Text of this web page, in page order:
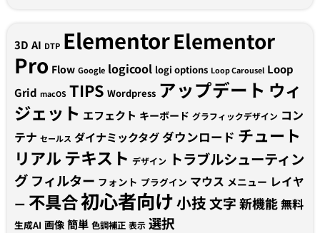
3D AI DTP ElementorElementor
Pro Flow Google logicool logi options Loop Carousel Loop
Grid macOS TIPS Wordpress アップデート ウィ
ジェット エフェクト キーボード グラフィックデザイン コン
テナ セールス ダイナミックタグダウンロード チュート
リアルテキスト デザイン トラブルシューティン
グ フィルター フォント プラグイン マウス メニュー レイヤ
ー 不具合初心者向け小技文字新機能無料
生成AI 画像 簡単 色調補正 表示 選択